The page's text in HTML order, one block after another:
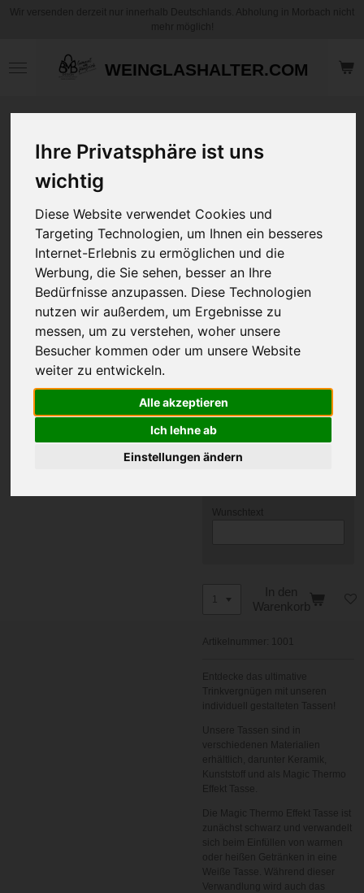
Ihre Privatsphäre ist uns
wichtig
Diese Website verwendet Cookies und
Targeting Technologien, um Ihnen ein besseres
Internet-Erlebnis zu ermöglichen und die
Werbung, die Sie sehen, besser an Ihre
Bedürfnisse anzupassen. Diese Technologien
nutzen wir außerdem, um Ergebnisse zu
messen, um zu verstehen, woher unsere
Besucher kommen oder um unsere Website
weiter zu entwickeln.
Alle akzeptieren
Ich lehne ab
Einstellungen ändern
WEINGLASHALTER.COM
Becher / Tasse -
für 2 Fotos - mit
und ohne
Personalisierung
12,95 €
Art
Foto 1
Foto 2
In den
Warenkorb
Artikelnummer:
Entdecke das ultimative
Trinkvergnügen mit unseren
individuell gestalteten Tassen!
Unsere Tassen sind in
verschiedenen Materialien
erhältlich, darunter Keramik,
Kunststoff und als Magic Thermo
Effekt Tasse.
Die Magic Thermo Effekt Tasse ist
zunächst schwarz und verwandelt
sich beim Einfüllen von warmen
oder heißen Getränken in eine
Weiße Tasse. Während dieser
Verwandlung wird auch das